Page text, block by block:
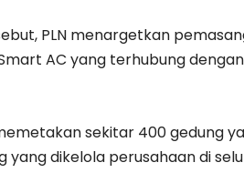
PLN menargetkan
AC yang terhubung
sekitar 400 gedung
yang dikelola perusahaan di